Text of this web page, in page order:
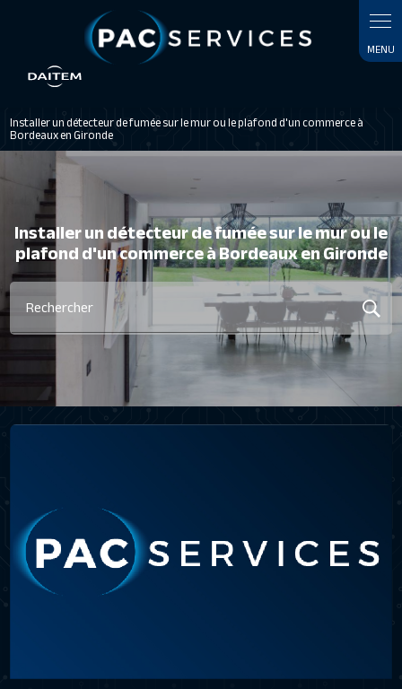
Installer un détecteur de fumée sur le mur ou le plafond d'un commerce à
Bordeaux en Gironde
Installer un détecteur de fumée sur le mur ou le
plafond d'un commerce à Bordeaux en Gironde
Rechercher
Panneau de gestion des cookies